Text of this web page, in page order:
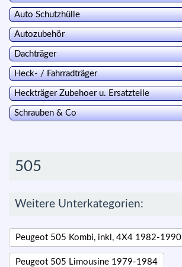
Auto Schutzhülle
Autozubehör
Dachträger
Heck- / Fahrradträger
Heckträger Zubehoer u. Ersatzteile
Schrauben & Co
505
Weitere Unterkategorien:
Peugeot 505 Kombi, inkl, 4X4 1982-1990
Peugeot 505 Limousine 1979-1984